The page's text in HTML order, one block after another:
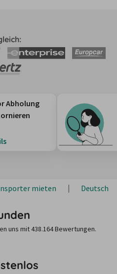
Abholung
mieten
uns mit 438.164 Bewertungen.